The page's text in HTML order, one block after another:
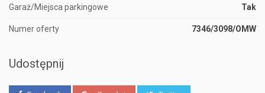
Garaż/Miejsca parkingowe Tak
Numer oferty 7346/3098/OMW
Udostępnij